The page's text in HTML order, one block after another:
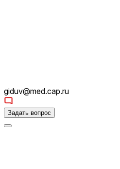
giduv@med.cap.ru
Задать вопрос